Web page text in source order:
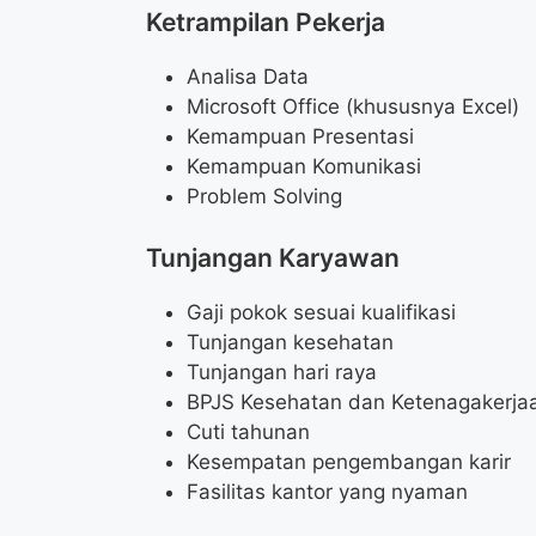
Ketrampilan Pekerja
Analisa Data
Microsoft Office (khususnya Excel)
Kemampuan Presentasi
Kemampuan Komunikasi
Problem Solving
Tunjangan Karyawan
Gaji pokok sesuai kualifikasi
Tunjangan kesehatan
Tunjangan hari raya
BPJS Kesehatan dan
Cuti tahunan
Kesempatan pengembangan karir
Fasilitas kantor yang nyaman